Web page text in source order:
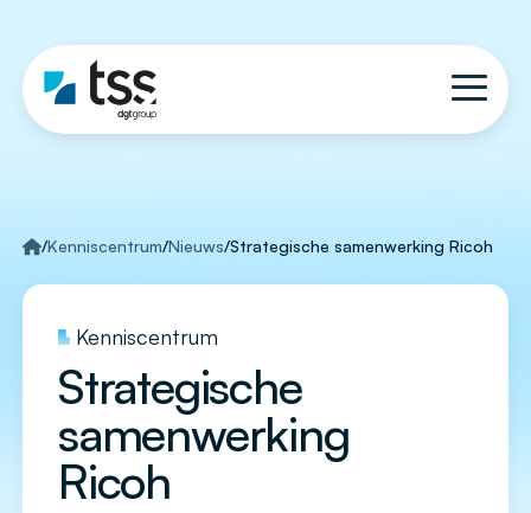
/Kenniscentrum/Nieuws/Strategische samenwerking Ricoh
Kenniscentrum
Strategische
samenwerking
Ricoh